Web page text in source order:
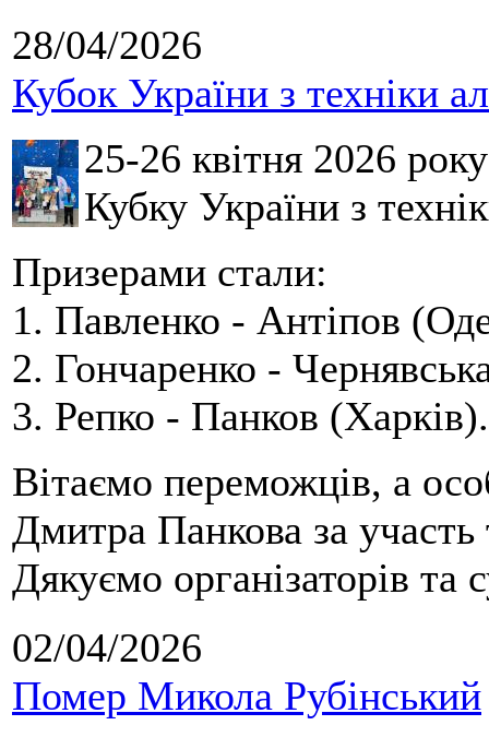
28/04/2026
Кубок України з техніки
25-26 квітня 2026
Кубку України з
Призерами стали:
1. Павленко - Антіпов
2. Гончаренко -
3. Репко - Панков (Харків).
Вітаємо переможців, а
Дмитра Панкова за
Дякуємо організаторів та
02/04/2026
Помер Микола Рубінський